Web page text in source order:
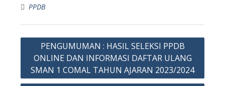
PPDB
PENGUMUMAN : HASIL SELEKSI PPDB
ONLINE DAN INFORMASI DAFTAR ULANG
SMAN 1 COMAL TAHUN AJARAN 2023/2024